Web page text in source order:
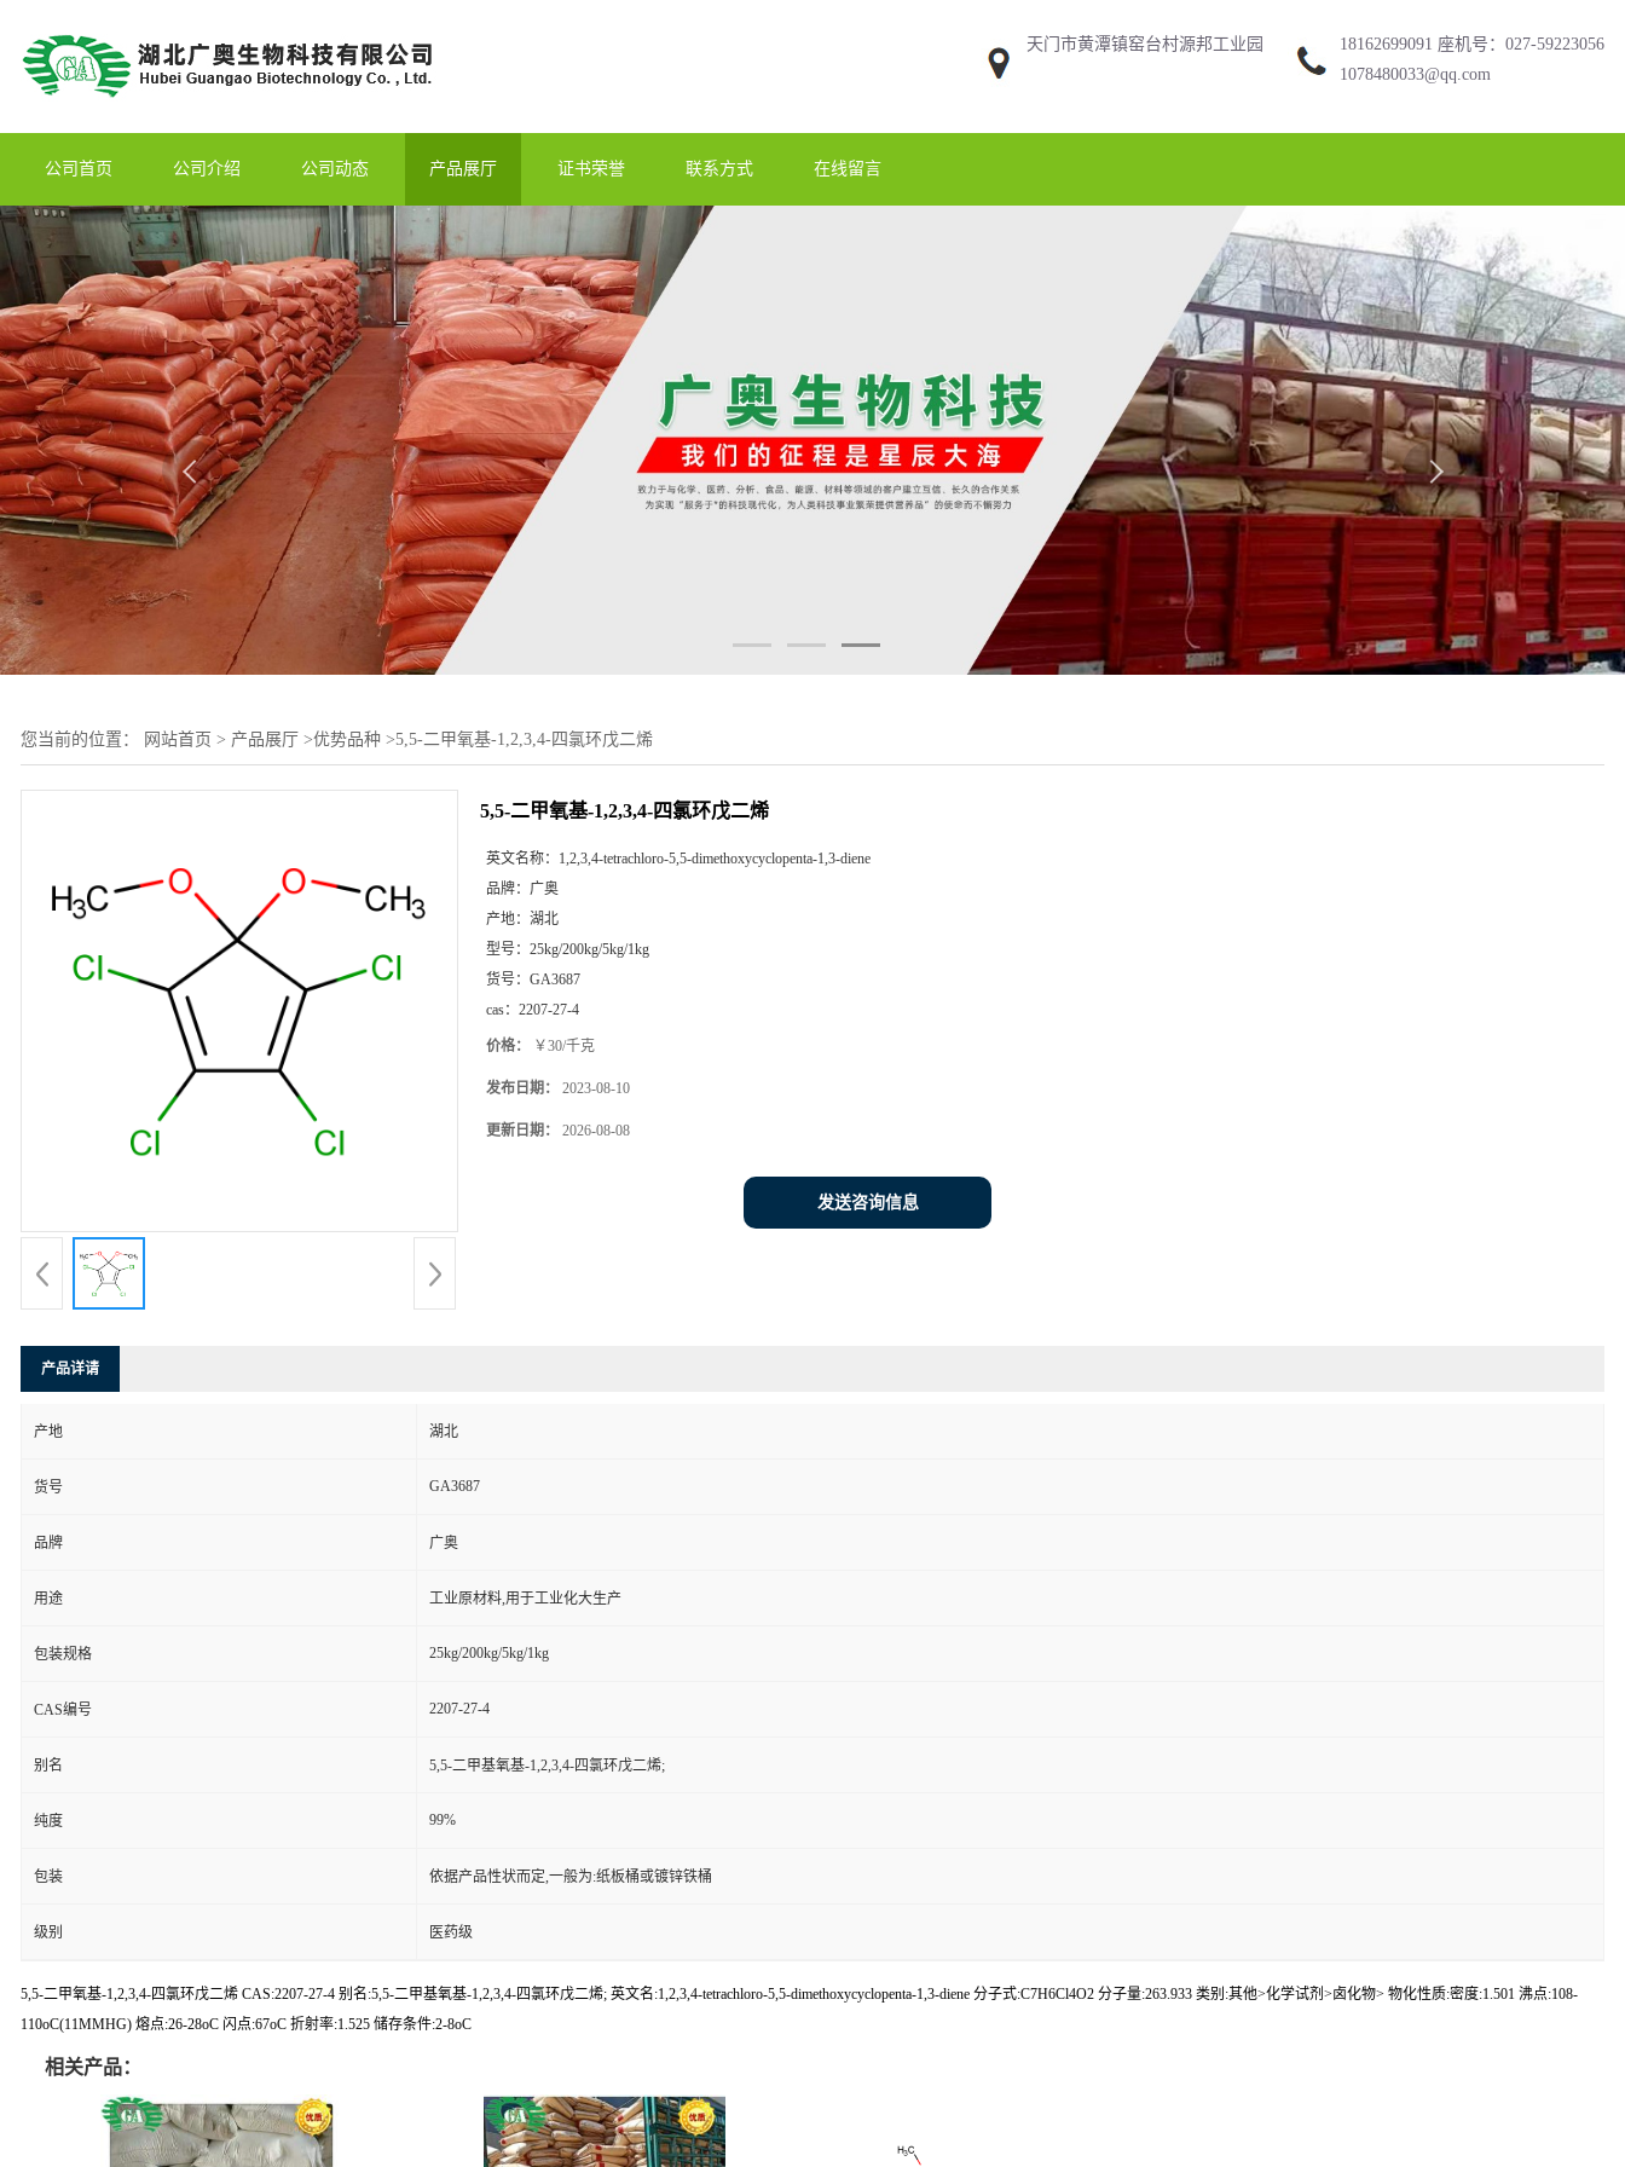
天门市黄潭镇窑台村源邦工业园
18162699091 座机号：027-59223056
1078480033@qq.com
公司首页 公司介绍 公司动态 产品展厅 证书荣誉 联系方式 在线留言
您当前的位置： 网站首页 > 产品展厅 >优势品种 >5,5-二甲氧基-1,2,3,4-四氯环戊二烯
5,5-二甲氧基-1,2,3,4-四氯环戊二烯
英文名称： 1,2,3,4-tetrachloro-5,5-dimethoxycyclopenta-1,3-diene
品牌： 广奥
产地： 湖北
型号： 25kg/200kg/5kg/1kg
货号： GA3687
cas： 2207-27-4
价格： ￥30/千克
发布日期： 2023-08-10
更新日期： 2026-08-08
发送咨询信息
产品详请
产地 湖北
货号 GA3687
品牌 广奥
用途 工业原材料,用于工业化大生产
包装规格 25kg/200kg/5kg/1kg
CAS编号 2207-27-4
别名 5,5-二甲基氧基-1,2,3,4-四氯环戊二烯;
纯度 99%
包装 依据产品性状而定,一般为:纸板桶或镀锌铁桶
级别 医药级
5,5-二甲氧基-1,2,3,4-四氯环戊二烯 CAS:2207-27-4 别名:5,5-二甲基氧基-1,2,3,4-四氯环戊二烯; 英文名:1,2,3,4-tetrachloro-5,5-dimethoxycyclopenta-1,3-diene 分子式:C7H6Cl4O2 分子量:263.933 类别:其他>化学试剂>卤化物> 物化性质:密度:1.501 沸点:108-
110oC(11MMHG) 熔点:26-28oC 闪点:67oC 折射率:1.525 储存条件:2-8oC
相关产品：